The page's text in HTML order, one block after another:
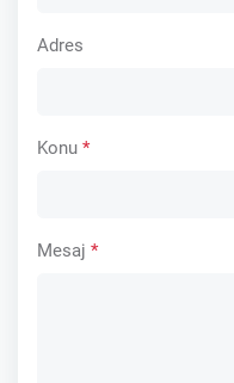
Adres
Konu *
Mesaj *